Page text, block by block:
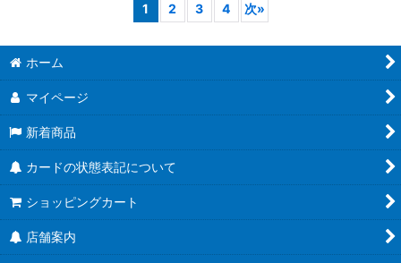
1 2 3 4 次»
ホーム
マイページ
新着商品
カードの状態表記について
ショッピングカート
店舗案内